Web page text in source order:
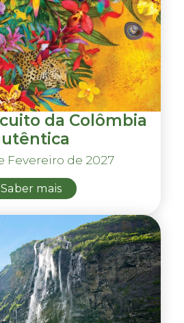
da Colômbia
Fevereiro de 2027
Saber mais